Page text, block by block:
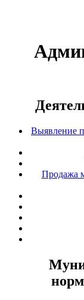
Выявление
Продажа